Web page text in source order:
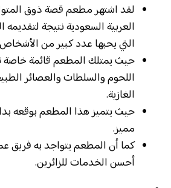
لقد اشتهر مطعم قصة ذوق
العربية السعودية نتيجة لتقديمه
التي يحبها عدد كبير من
حيث يمتلك المطعم قائمة خاصة
اللحوم والسلطات والعصائر
الغازية.
حيث يتميز هذا المطعم بوقعه
مميز.
كما أن المطعم يتواجد به فريق
أحسن الخدمات للزائرين.